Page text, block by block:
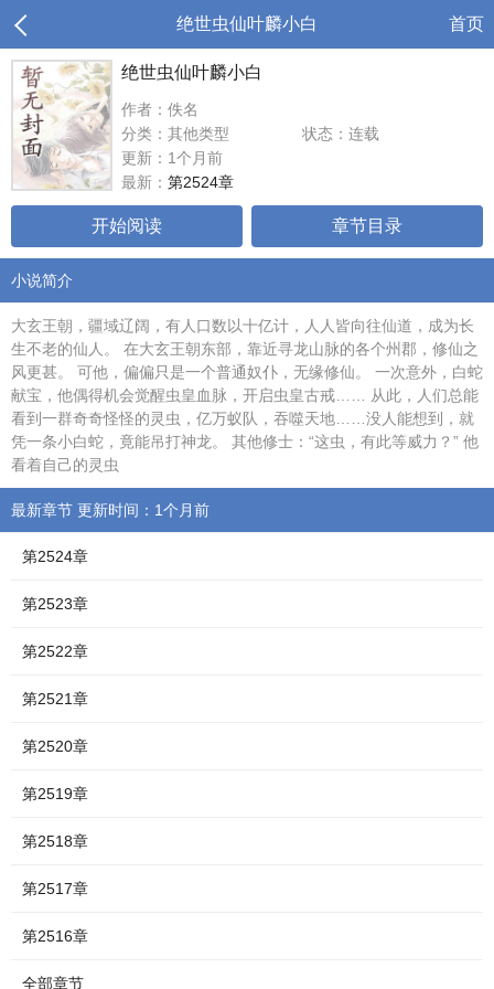
绝世虫仙叶麟小白 首页
绝世虫仙叶麟小白
作者：佚名
分类：其他类型
状态：连载
更新：1个月前
最新： 第2524章
开始阅读 章节目录
小说简介
大玄王朝，疆域辽阔，有人口数以十亿计，人人皆向往仙道，成为长
生不老的仙人。 在大玄王朝东部，靠近寻龙山脉的各个州郡，修仙之
风更甚。 可他，偏偏只是一个普通奴仆，无缘修仙。 一次意外，白蛇
献宝，他偶得机会觉醒虫皇血脉，开启虫皇古戒…… 从此，人们总能
看到一群奇奇怪怪的灵虫，亿万蚁队，吞噬天地……没人能想到，就
凭一条小白蛇，竟能吊打神龙。 其他修士：“这虫，有此等威力？” 他
看着自己的灵虫
最新章节 更新时间：1个月前
第2524章
第2523章
第2522章
第2521章
第2520章
第2519章
第2518章
第2517章
第2516章
全部章节